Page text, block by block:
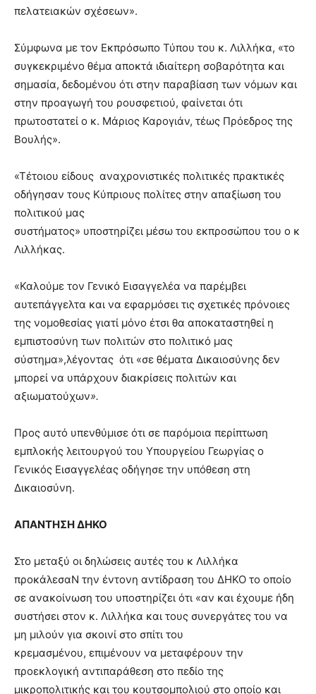
πελατειακών σχέσεων».
Σύμφωνα με τον Εκπρόσωπο Τύπου του κ. Λιλλήκα, «το
συγκεκριμένο θέμα αποκτά ιδιαίτερη σοβαρότητα και
σημασία, δεδομένου ότι στην παραβίαση των νόμων και
στην προαγωγή του ρουσφετιού, φαίνεται ότι
πρωτοστατεί ο κ. Μάριος Καρογιάν, τέως Πρόεδρος της
Βουλής».
«Τέτοιου είδους αναχρονιστικές πολιτικές πρακτικές
οδήγησαν τους Κύπριους πολίτες στην απαξίωση του
πολιτικού μας
συστήματος» υποστηρίζει μέσω του εκπροσώπου του ο κ
Λιλλήκας.
«Καλούμε τον Γενικό Εισαγγελέα να παρέμβει
αυτεπάγγελτα και να εφαρμόσει τις σχετικές πρόνοιες
της νομοθεσίας γιατί μόνο έτσι θα αποκαταστηθεί η
εμπιστοσύνη των πολιτών στο πολιτικό μας
σύστημα»,λέγοντας ότι «σε θέματα Δικαιοσύνης δεν
μπορεί να υπάρχουν διακρίσεις πολιτών και
αξιωματούχων».
Προς αυτό υπενθύμισε ότι σε παρόμοια περίπτωση
εμπλοκής λειτουργού του Υπουργείου Γεωργίας ο
Γενικός Εισαγγελέας οδήγησε την υπόθεση στη
Δικαιοσύνη.
ΑΠΑΝΤΗΣΗ ΔΗΚΟ
Στο μεταξύ οι δηλώσεις αυτές του κ Λιλλήκα
προκάλεσαΝ την έντονη αντίδραση του ΔΗΚΟ το οποίο
σε ανακοίνωση του υποστηρίζει ότι «αν και έχουμε ήδη
συστήσει στον κ. Λιλλήκα και τους συνεργάτες του να
μη μιλούν για σκοινί στο σπίτι του
κρεμασμένου, επιμένουν να μεταφέρουν την
προεκλογική αντιπαράθεση στο πεδίο της
μικροπολιτικής και του κουτσομπολιού στο οποίο και